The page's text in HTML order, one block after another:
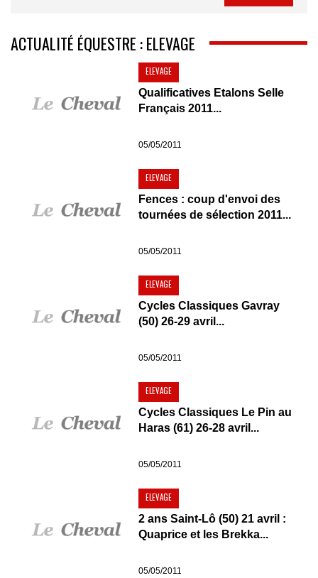
ACTUALITÉ ÉQUESTRE : ELEVAGE
ELEVAGE
Qualificatives Etalons Selle
Français 2011...
05/05/2011
ELEVAGE
Fences : coup d'envoi des
tournées de sélection 2011...
05/05/2011
ELEVAGE
Cycles Classiques Gavray
(50) 26-29 avril...
05/05/2011
ELEVAGE
Cycles Classiques Le Pin au
Haras (61) 26-28 avril...
05/05/2011
ELEVAGE
2 ans Saint-Lô (50) 21 avril :
Quaprice et les Brekka...
05/05/2011